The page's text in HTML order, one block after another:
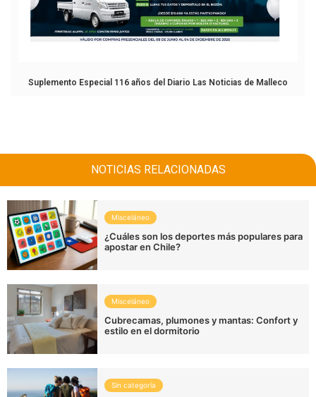
Suplemento Especial 116 años del Diario Las Noticias de Malleco
NOTICIAS RELACIONADAS
Misceláneo
¿Cuáles son los deportes más populares para
apostar en Chile?
Misceláneo
Cubrecamas, plumones y mantas: Confort y
estilo en el dormitorio
Sin categoría